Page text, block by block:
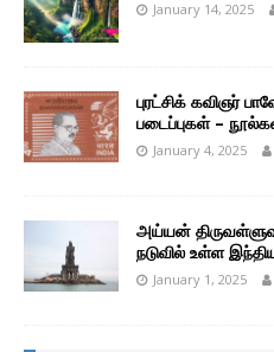
January 14, 2025
புரட்சிக் கவிஞர்
படைப்புகள் –
January 4, 2025
அய்யன்
நடுவில் உள்ள
January 1, 2025